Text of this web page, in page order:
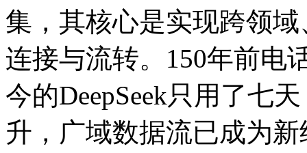
集，其核心是实现跨领
连接与流转。150年前电
今的DeepSeek只用了七
升，广域数据流已成为